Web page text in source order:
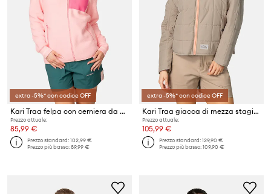
extra -5%* con codice OFF
Kari Traa felpa con cerniera da donna ROTHE
Prezzo attuale:
85,99 €
Prezzo standard:102,99 €
Prezzo più basso:89,99 €
extra -5%* con codice OFF
Kari Traa giacca di mezza stagione da donna Mina
Prezzo attuale:
105,99 €
Prezzo standard:129,90 €
Prezzo più basso:109,90 €